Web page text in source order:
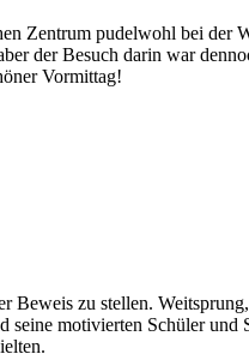
Zentrum pudelwohl bei der
der Besuch darin war
Vormittag!
zu stellen.
motivierten Schüler